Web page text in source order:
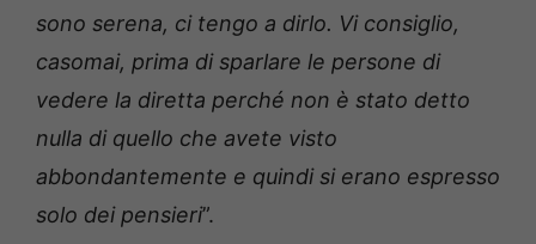
sono serena, ci tengo a dirlo. Vi consiglio,
casomai, prima di sparlare le persone di
vedere la diretta perché non è stato detto
nulla di quello che avete visto
abbondantemente e quindi si erano espresso
solo dei pensieri”.